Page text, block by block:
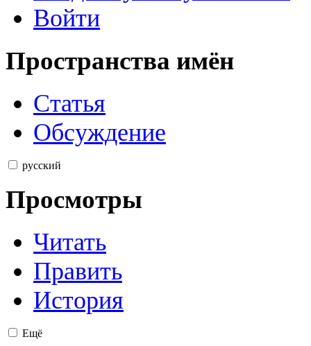
Войти
Пространства имён
Статья
Обсуждение
русский
Просмотры
Читать
Править
История
Ещё